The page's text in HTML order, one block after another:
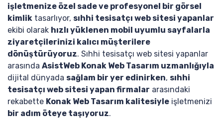
işletmenize özel sade ve profesyonel bir görsel
kimlik tasarlıyor, sıhhi tesisatçı web sitesi yapanlar
ekibi olarak hızlı yüklenen mobil uyumlu sayfalarla
ziyaretçilerinizi kalıcı müşterilere
dönüştürüyoruz. Sıhhi tesisatçı web sitesi yapanlar
arasında AsistWeb Konak Web Tasarım uzmanlığıyla
dijital dünyada sağlam bir yer edinirken, sıhhi
tesisatçı web sitesi yapan firmalar arasındaki
rekabette Konak Web Tasarım kalitesiyle işletmenizi
bir adım öteye taşıyoruz.